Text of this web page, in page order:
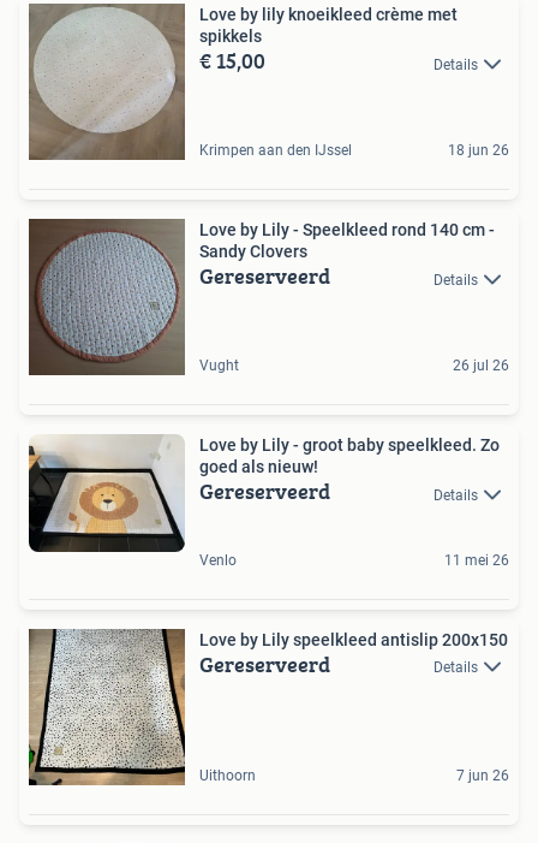
Love by lily knoeikleed crème met
spikkels
€ 15,00 Details
Krimpen aan den IJssel 18 jun 26
Love by Lily - Speelkleed rond 140 cm -
Sandy Clovers
Gereserveerd Details
Vught 26 jul 26
Love by Lily - groot baby speelkleed. Zo
goed als nieuw!
Gereserveerd Details
Venlo 11 mei 26
Love by Lily speelkleed antislip 200x150
Gereserveerd Details
Uithoorn 7 jun 26